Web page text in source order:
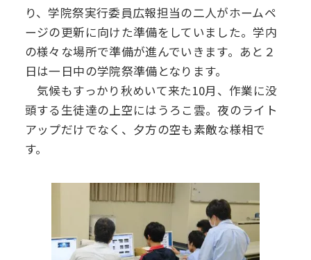
り、学院祭実行委員広報担当の二人がホームペ
ージの更新に向けた準備をしていました。学内
の様々な場所で準備が進んでいきます。あと２
日は一日中の学院祭準備となります。
気候もすっかり秋めいて来た10月、作業に没
頭する生徒達の上空にはうろこ雲。夜のライト
アップだけでなく、夕方の空も素敵な様相で
す。